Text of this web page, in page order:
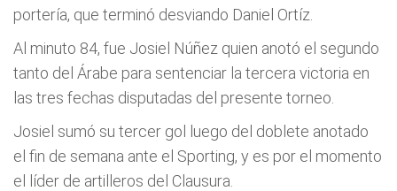
portería, que terminó desviando Daniel Ortíz.
Al minuto 84, fue Josiel Núñez quien anotó el segundo
tanto del Árabe para sentenciar la tercera victoria en
las tres fechas disputadas del presente torneo.
Josiel sumó su tercer gol luego del doblete anotado
el fin de semana ante el Sporting, y es por el momento
el líder de artilleros del Clausura.